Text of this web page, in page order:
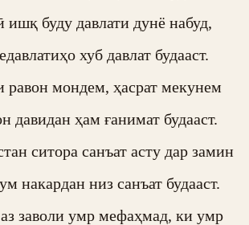
ишқ буду давлати дунё набуд,
хуб давлат будааст.
равон мондем, ҳасрат мекунем
давидан ҳам ғанимат будааст.
ситора санъат асту дар замин
накардан низ санъат будааст.
заволи умр мефаҳмад, ки умр